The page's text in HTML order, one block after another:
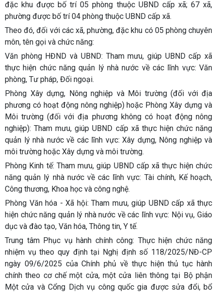
đặc khu được bố trí 05 phòng thuộc UBND cấp xã; 67 xã,
phường được bố trí 04 phòng thuộc UBND cấp xã.
Theo đó, đối với các xã, phường, đặc khu có 05 phòng chuyên
môn, tên gọi và chức năng:
Văn phòng HĐND và UBND: Tham mưu, giúp UBND cấp xã
thực hiện chức năng quản lý nhà nước về các lĩnh vực: Văn
phòng, Tư pháp, Đối ngoại.
Phòng Xây dựng, Nông nghiệp và Môi trường(đối với địa
phương có hoạt động nông nghiệp)hoặc Phòng Xây dựng và
Môi trường (đối với địa phương không có hoạt động nông
nghiệp): Tham mưu, giúp UBND cấp xã thực hiện chức năng
quản lý nhà nước về các lĩnh vực: Xây dựng, Nông nghiệp và
môi trường hoặc Xây dựng và môi trường.
Phòng Kinh tế: Tham mưu, giúp UBND cấp xã thực hiện chức
năng quản lý nhà nước về các lĩnh vực: Tài chính, Kế hoạch,
Công thương, Khoa học và công nghệ.
Phòng Văn hóa - Xã hội: Tham mưu, giúp UBND cấp xã thực
hiện chức năng quản lý nhà nước về các lĩnh vực: Nội vụ, Giáo
dục và đào tạo, Văn hóa, Thông tin, Y tế.
Trung tâm Phục vụ hành chính công: Thực hiện chức năng
nhiệm vụ theo quy định tại Nghị định số 118/2025/NĐ-CP
ngày 09/6/2025 của Chính phủ về thực hiện thủ tục hành
chính theo cơ chế một cửa, một cửa liên thông tại Bộ phận
Một cửa và Cổng Dịch vụ công quốc gia được sửa đổi, bổ